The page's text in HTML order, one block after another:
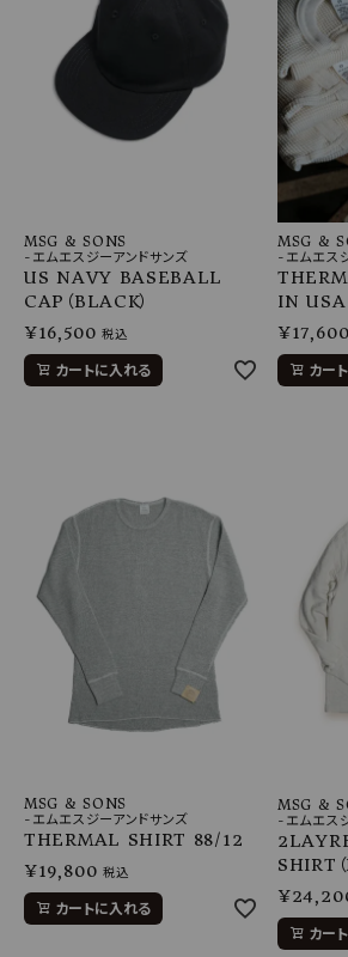
MSG & SONS
-エムエスジーアンドサンズ
US NAVY BASEBALL
CAP（BLACK）
¥16,500 税込
カートに入れる
MSG &
-エムエス
IN USA
¥17,600
カー
MSG & SONS
-エムエスジーアンドサンズ
THERMAL SHIRT 88/12
¥19,800 税込
カートに入れる
MSG &
-エムエス
SHIRT
¥
カー